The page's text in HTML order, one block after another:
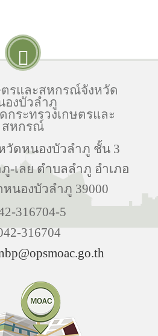
รและสหกรณ์จังหวัด
องบัวลำภู
กระทรวงเกษตรและ
สหกรณ์
วัดหนองบัวลำภู ชั้น 3
-เลย ตำบลลำภู อำเภอ
หนองบัวลำภู 39000
316704-5
316704